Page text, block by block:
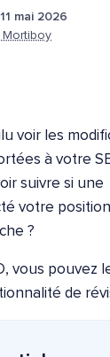
11 mai 2026
Mortiboy
voir les
à votre
suivre si une
votre
?
vous pouvez
de